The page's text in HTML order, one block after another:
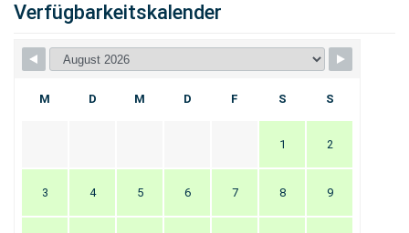
Verfügbarkeitskalender
M D M D F S S
1 2
3 4 5 6 7 8 9